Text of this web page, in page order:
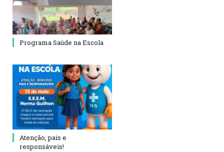
Programa Saúde na Escola
Atenção, pais e
responsáveis!